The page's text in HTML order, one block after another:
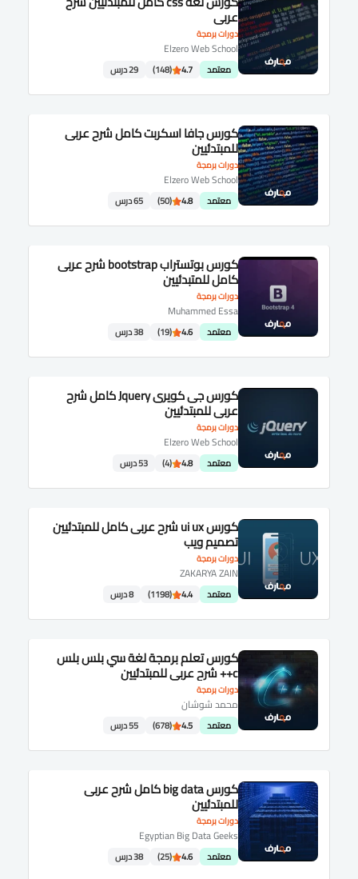
دورات برمجة
عربى
Elzero Web School
معتمد 4.7
(148) 29 درس
دورات برمجة
كورس جافا اسكربت كامل شرح عربى
للمبتدئيين
Elzero Web School
معتمد 4.8
(50) 65 درس
دورات برمجة
كورس بوتستراب bootstrap شرح عربى
كامل للمتبدئيين
Muhammed Essa
معتمد 4.6
(19) 38 درس
دورات برمجة
كورس جى كويرى Jquery كامل شرح
عربى للمبتدئيين
Elzero Web School
معتمد 4.8
(4) 53 درس
دورات برمجة
كورس ui ux شرح عربى كامل للمبتدئيين
تصميم ويب
ZAKARYA ZAIN
معتمد 4.4
(1198) 8 درس
دورات برمجة
كورس تعلم برمجة لغة سي بلس بلس
c++ شرح عربى للمبتدئيين
محمد شوشان
معتمد 4.5
(678) 55 درس
دورات برمجة
كورس big data كامل شرح عربى
للمبتدئيين
Egyptian Big Data Geeks
معتمد 4.6
(25) 38 درس